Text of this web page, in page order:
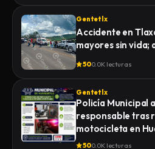
Gentetlx
Accidente en
mayores sin vida;
500.0K lecturas
Gentetlx
Policía Municipal
responsable tras
motocicleta en
500.0K lecturas